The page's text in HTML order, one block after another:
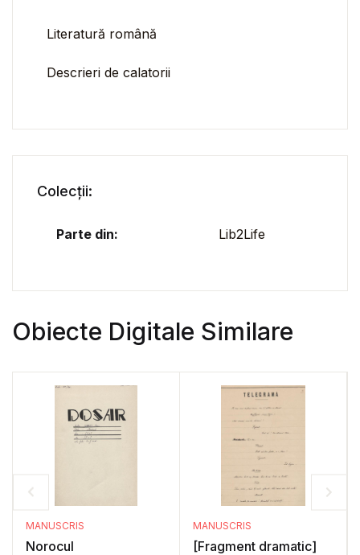
Literatură română
Descrieri de calatorii
Colecții:
Parte din: Lib2Life
Obiecte Digitale Similare
MANUSCRIS
Norocul
MANUSCRIS
[Fragment dramatic]